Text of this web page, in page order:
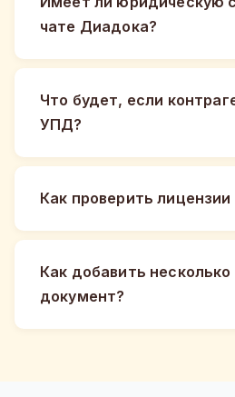
чате Диадока?
Что будет, если
УПД?
Как проверить
Как добавить
документ?